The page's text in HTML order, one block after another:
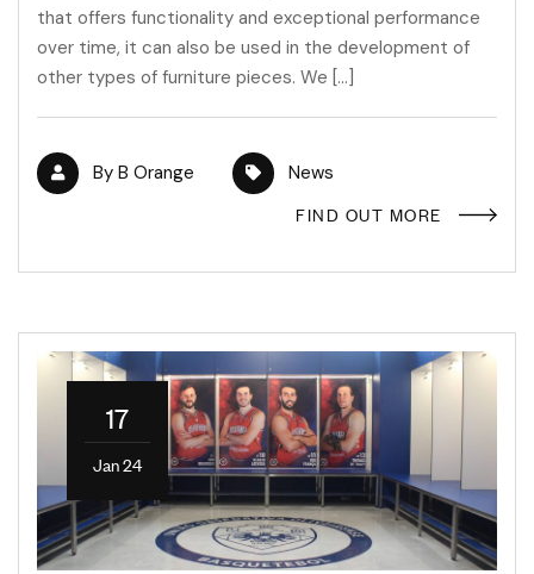
that offers functionality and exceptional performance
over time, it can also be used in the development of
other types of furniture pieces. We […]
By B Orange News
FIND OUT MORE
17
Jan 24